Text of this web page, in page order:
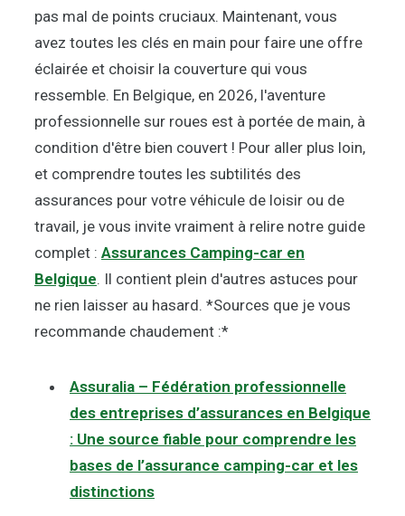
pas mal de points cruciaux. Maintenant, vous
avez toutes les clés en main pour faire une offre
éclairée et choisir la couverture qui vous
ressemble. En Belgique, en 2026, l'aventure
professionnelle sur roues est à portée de main, à
condition d'être bien couvert ! Pour aller plus loin,
et comprendre toutes les subtilités des
assurances pour votre véhicule de loisir ou de
travail, je vous invite vraiment à relire notre guide
complet : Assurances Camping-car en
Belgique. Il contient plein d'autres astuces pour
ne rien laisser au hasard. *Sources que je vous
recommande chaudement :*
Assuralia – Fédération professionnelle
des entreprises d’assurances en Belgique
: Une source fiable pour comprendre les
bases de l’assurance camping-car et les
distinctions